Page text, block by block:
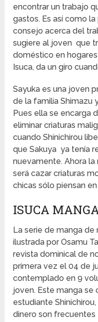
encontrar un trabajo
gastos. Es así como
consejo acerca del
sugiere al joven que
doméstico en
Isuca, da un giro
Sayuka es una joven
de la familia Shimazu
Pues ella se encarga
eliminar criaturas
cuando Shinichirou
que Sakuya ya tenía
nuevamente. Ahora la
será cazar criaturas
chicas sólo piensan
ISUCA
La serie de manga de
ilustrada por Osamu
revista dominical de
primera vez el 04 de
contemplado en 9
joven. Este manga se
estudiante
dinero son frecuentes